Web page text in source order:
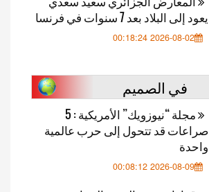
يعود إلى البلاد بعد 7 سنوات في فرنسا
2026-08-02 00:18:24
في الصميم
مجلة “نيوزويك” الأمريكية : 5
صراعات قد تتحول إلى حرب عالمية
واحدة
2026-08-09 00:08:12